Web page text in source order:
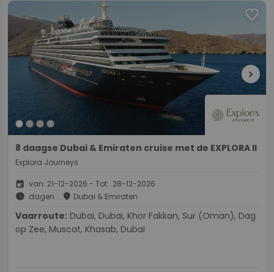
favorite
chevron_right
8 daagse Dubai & Emiraten cruise met de EXPLORA II
Explora Journeys
event van: 21-12-2026 - Tot: 28-12-2026
schedule dagen place Dubai & Emiraten
Vaarroute:
op Zee, Muscat, Khasab, Dubai